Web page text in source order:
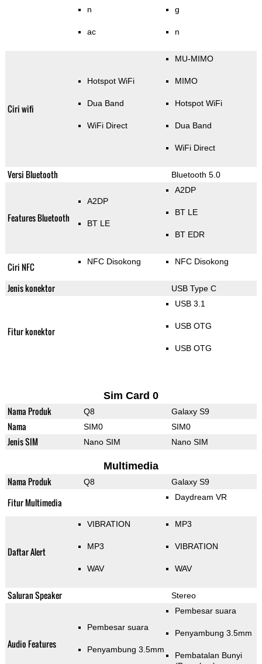
n
ac
g
n
Ciri wifi
Hotspot WiFi
Dua Band
WiFi Direct
MU-MIMO
MIMO
Hotspot WiFi
Dua Band
WiFi Direct
Versi Bluetooth Bluetooth 5.0
Features Bluetooth
A2DP
BT LE
A2DP
BT LE
BT EDR
Ciri NFC NFC Disokong NFC Disokong
Jenis konektor USB Type C
Fitur konektor
USB 3.1
USB OTG
USB OTG
Sim Card 0
Nama Produk Q8 Galaxy S9
Nama SIM0 SIM0
Jenis SIM Nano SIM Nano SIM
Multimedia
Nama Produk Q8 Galaxy S9
Fitur Multimedia Daydream VR
Daftar Alert
VIBRATION
MP3
WAV
MP3
VIBRATION
WAV
Saluran Speaker Stereo
Audio Features
Pembesar suara
Penyambung 3.5mm
Pembesar suara
Penyambung 3.5mm
Pembatalan Bunyi